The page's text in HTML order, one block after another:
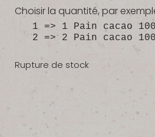
Choisir la quantité, par
1 => 1 Pain cacao
2 => 2 Pain cacao
Rupture de stock